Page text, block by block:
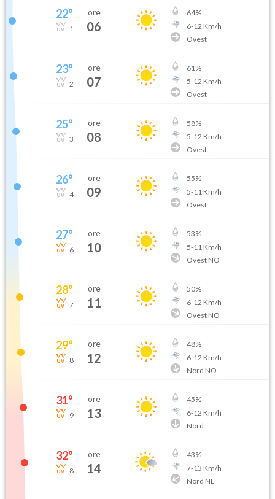
22°
1
ore
06
64%
6-12 Km/h
Ovest
23°
2
ore
07
61%
5-12 Km/h
Ovest
25°
3
ore
08
58%
5-12 Km/h
Ovest
26°
4
ore
09
55%
5-11 Km/h
Ovest
27°
6
ore
10
53%
5-11 Km/h
Ovest NO
28°
7
ore
11
50%
6-12 Km/h
Ovest NO
29°
8
ore
12
48%
6-12 Km/h
Nord NO
31°
9
ore
13
45%
6-12 Km/h
Nord
32°
8
ore
14
43%
7-13 Km/h
Nord NE